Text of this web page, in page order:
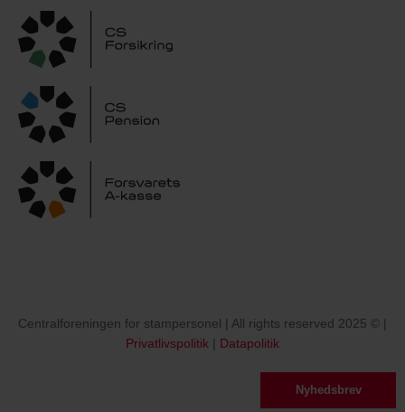
BLIV MEDLEM
Centralforeningen for stampersonel | All rights reserved 2025 © |
Privatlivspolitik | Datapolitik
Nyhedsbrev